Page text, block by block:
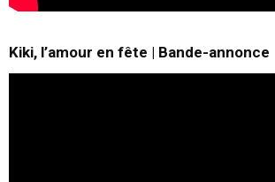
Kiki, l’amour en fête | Bande-annonce